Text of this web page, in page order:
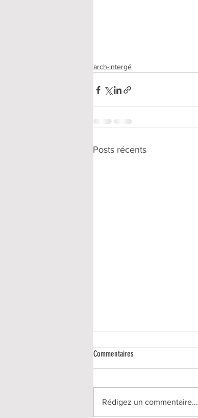
arch-intergé
Posts récents
Commentaires
Rédigez un commentaire...